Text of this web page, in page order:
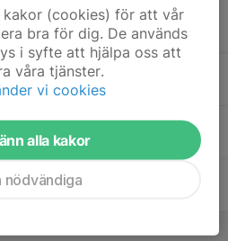
kakor (cookies) för att vår
bra för dig. De används
i syfte att hjälpa oss att
våra tjänster.
vi cookies
alla kakor
nödvändiga